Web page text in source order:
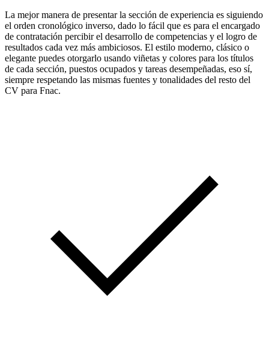
La mejor manera de presentar la sección de experiencia es siguiendo
el orden cronológico inverso, dado lo fácil que es para el encargado
de contratación percibir el desarrollo de competencias y el logro de
resultados cada vez más ambiciosos. El estilo moderno, clásico o
elegante puedes otorgarlo usando viñetas y colores para los títulos
de cada sección, puestos ocupados y tareas desempeñadas, eso sí,
siempre respetando las mismas fuentes y tonalidades del resto del
CV para Fnac.